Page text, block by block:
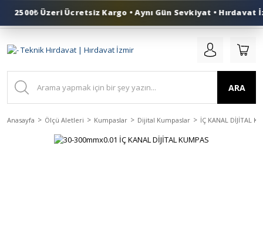
0 (553) 324 41 50
ARA
Anasayfa Ölçü Aletleri Kumpaslar Dijital Kumpaslar İÇ KANAL DİJİTAL
2500₺ Üzeri Ücretsiz Kargo • Aynı Gün Sevkiyat • Hırdavat